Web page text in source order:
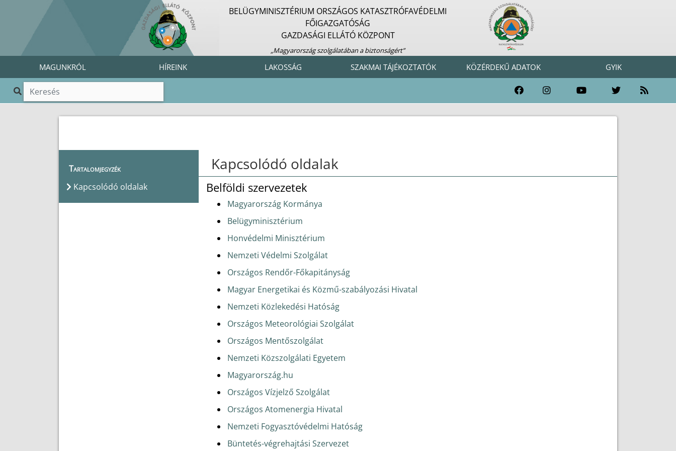
BELÜGYMINISZTÉRIUM ORSZÁGOS KATASZTRÓFAVÉDELMI
FŐIGAZGATÓSÁG
GAZDASÁGI ELLÁTÓ KÖZPONT
„Magyarország szolgálatában a biztonságért”
MAGUNKRÓL HÍREINK LAKOSSÁG SZAKMAI TÁJÉKOZTATÓK KÖZÉRDEKŰ ADATOK GYIK
Tartalomjegyzék
Kapcsolódó oldalak
Kapcsolódó oldalak
Belföldi szervezetek
Magyarország Kormánya
Belügyminisztérium
Honvédelmi Minisztérium
Nemzeti Védelmi Szolgálat
Országos Rendőr-Főkapitányság
Magyar Energetikai és Közmű-szabályozási Hivatal
Nemzeti Közlekedési Hatóság
Országos Meteorológiai Szolgálat
Országos Mentőszolgálat
Nemzeti Közszolgálati Egyetem
Magyarország.hu
Országos Vízjelző Szolgálat
Országos Atomenergia Hivatal
Nemzeti Fogyasztóvédelmi Hatóság
Büntetés-végrehajtási Szervezet